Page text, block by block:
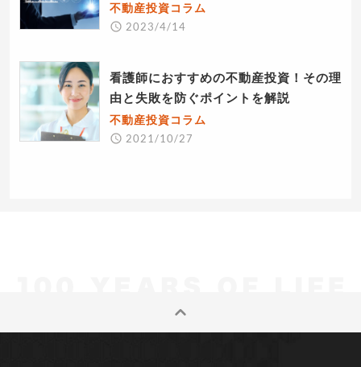
不動産投資コラム
2023/4/14
看護師におすすめの不動産投資！その理
由と失敗を防ぐポイントを解説
不動産投資コラム
2021/10/27